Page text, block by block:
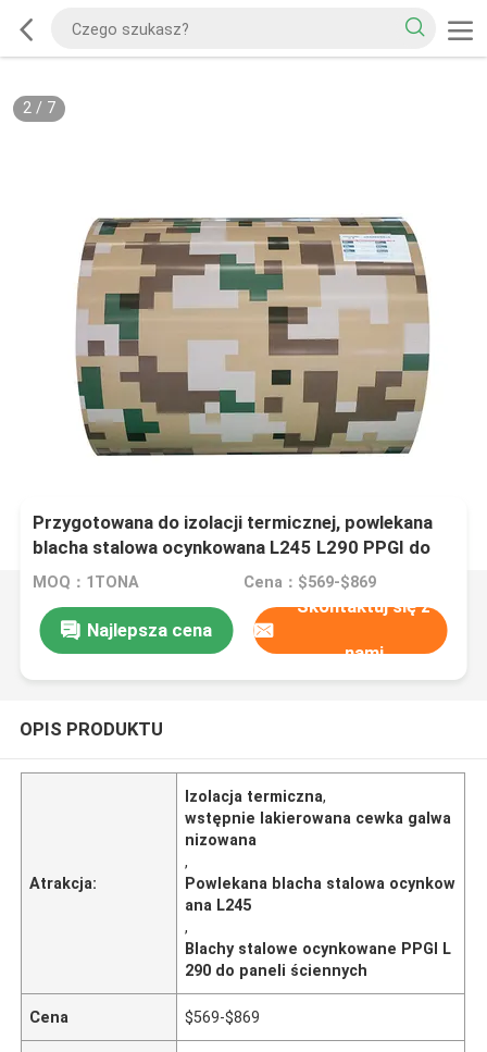
2/ 7
Przygotowana do izolacji termicznej, powlekana
blacha stalowa ocynkowana L245 L290 PPGI do
paneli ściennych
MOQ：1TONA Cena：$569-$869
Najlepsza cena
Skontaktuj się z
nami
OPIS PRODUKTU
Atrakcja:
Izolacja termiczna,
wstępnie lakierowana cewka galwa
nizowana
,
Powlekana blacha stalowa ocynkow
ana L245
,
Blachy stalowe ocynkowane PPGI L
290 do paneli ściennych
Cena $569-$869